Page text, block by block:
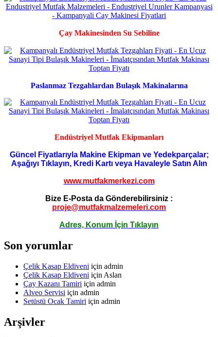
Çay Makinesinden Su Sebiline
Paslanmaz Tezgahlardan Bulaşık Makinalarına
Endüstriyel Mutfak Ekipmanları
Güncel Fiyatlarıyla Makine Ekipman ve Yedekparçalar;
Aşağıyı Tıklayın, Kredi Kartı veya Havaleyle Satın Alın
www.mutfakmerkezi.com
Bize E-Posta da Gönderebilirsiniz :
proje@mutfakmalzemeleri.com
Adres, Konum İçin Tıklayın
Son yorumlar
Çelik Kasap Eldiveni için admin
Çelik Kasap Eldiveni için Aslan
Çay Kazanı Tamiri için admin
Alveo Servisi için admin
Setüstü Ocak Tamiri için admin
Arşivler